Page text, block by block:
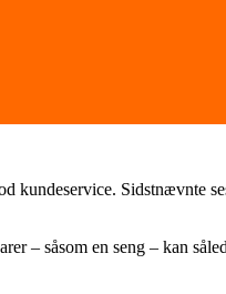
kundeservice. Sidstnævnte
– såsom en seng – kan